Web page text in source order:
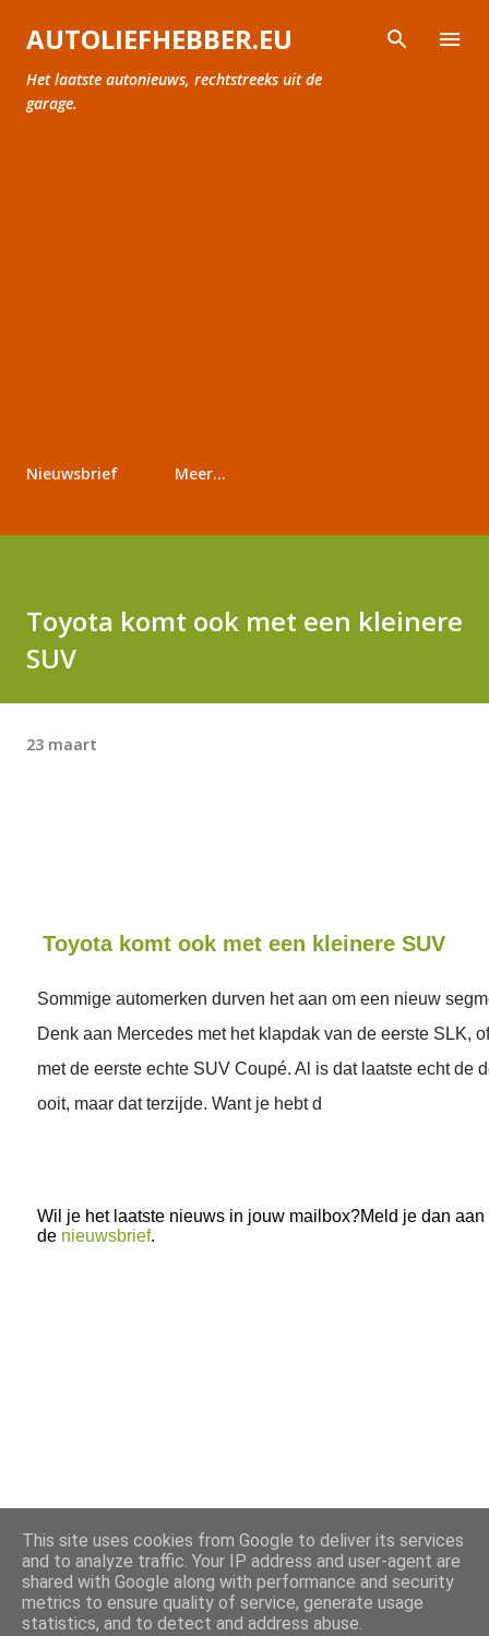
Doorgaan naar hoofdcontent
AUTOLIEFHEBBER.EU
Het laatste autonieuws, rechtstreeks uit de
garage.
Nieuwsbrief Meer…
Toyota komt ook met een kleinere
SUV
23 maart
Toyota komt ook met een kleinere SUV
Sommige automerken durven het aan om een nieuw
Denk aan Mercedes met het klapdak van de eerste SLK,
met de eerste echte SUV Coupé. Al is dat laatste echt de
ooit, maar dat terzijde. Want je hebt d
Wil je het laatste nieuws in jouw mailbox?Meld je dan aan
de nieuwsbrief.
This site uses cookies from Google to deliver its services
and to analyze traffic. Your IP address and user-agent are
shared with Google along with performance and security
metrics to ensure quality of service, generate usage
statistics, and to detect and address abuse.